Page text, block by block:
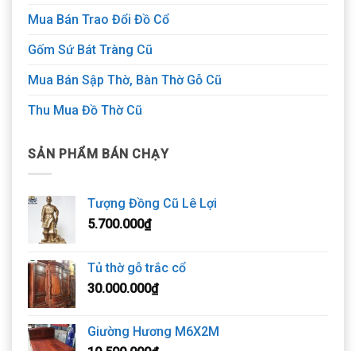
Mua Bán Trao Đổi Đồ Cổ
Gốm Sứ Bát Tràng Cũ
Mua Bán Sập Thờ, Bàn Thờ Gỗ Cũ
Thu Mua Đồ Thờ Cũ
SẢN PHẨM BÁN CHẠY
Tượng Đồng Cũ Lê Lợi
5.700.000₫
Tủ thờ gỗ trắc cổ
30.000.000₫
Giường Hương M6X2M